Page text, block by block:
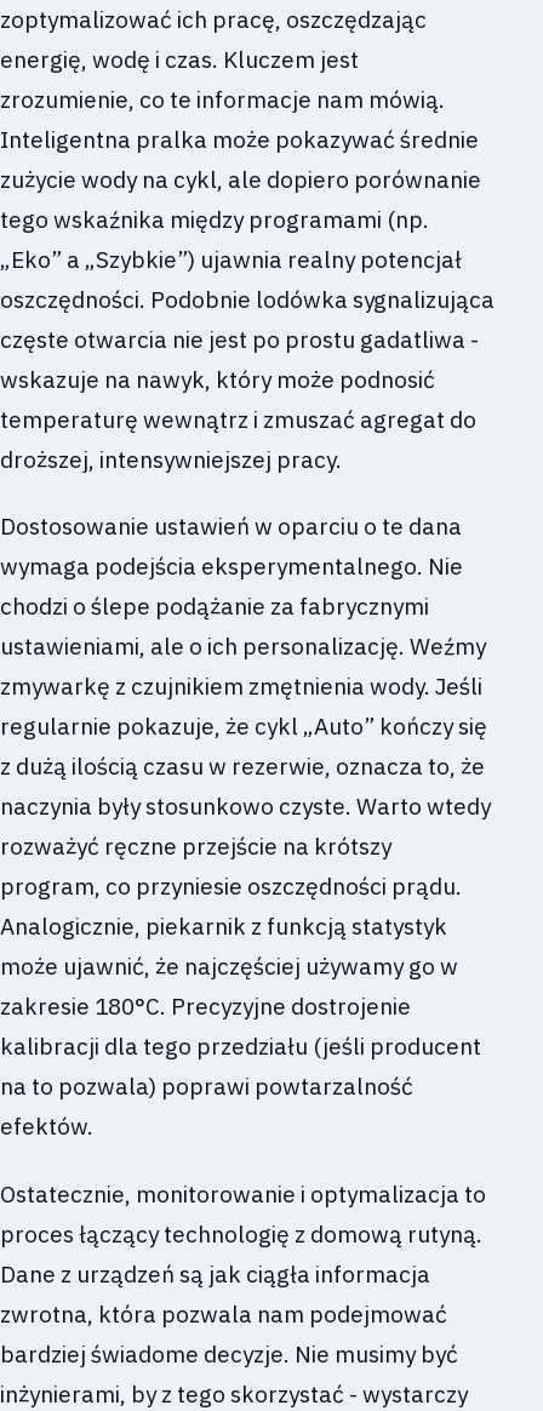
zoptymalizować ich pracę, oszczędzając
energię, wodę i czas. Kluczem jest
zrozumienie, co te informacje nam mówią.
Inteligentna pralka może pokazywać średnie
zużycie wody na cykl, ale dopiero porównanie
tego wskaźnika między programami (np.
„Eko” a „Szybkie”) ujawnia realny potencjał
oszczędności. Podobnie lodówka sygnalizująca
częste otwarcia nie jest po prostu gadatliwa -
wskazuje na nawyk, który może podnosić
temperaturę wewnątrz i zmuszać agregat do
droższej, intensywniejszej pracy.
Dostosowanie ustawień w oparciu o te dana
wymaga podejścia eksperymentalnego. Nie
chodzi o ślepe podążanie za fabrycznymi
ustawieniami, ale o ich personalizację. Weźmy
zmywarkę z czujnikiem zmętnienia wody. Jeśli
regularnie pokazuje, że cykl „Auto” kończy się
z dużą ilością czasu w rezerwie, oznacza to, że
naczynia były stosunkowo czyste. Warto wtedy
rozważyć ręczne przejście na krótszy
program, co przyniesie oszczędności prądu.
Analogicznie, piekarnik z funkcją statystyk
może ujawnić, że najczęściej używamy go w
zakresie 180°C. Precyzyjne dostrojenie
kalibracji dla tego przedziału (jeśli producent
na to pozwala) poprawi powtarzalność
efektów.
Ostatecznie, monitorowanie i optymalizacja to
proces łączący technologię z domową rutyną.
Dane z urządzeń są jak ciągła informacja
zwrotna, która pozwala nam podejmować
bardziej świadome decyzje. Nie musimy być
inżynierami, by z tego skorzystać - wystarczy